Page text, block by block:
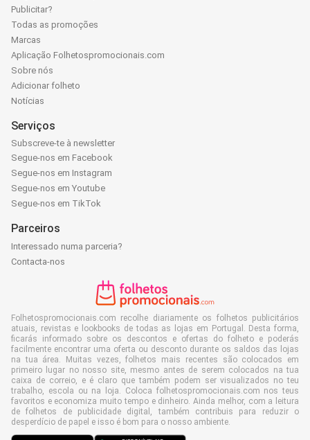
Publicitar?
Todas as promoções
Marcas
Aplicação Folhetospromocionais.com
Sobre nós
Adicionar folheto
Notícias
Serviços
Subscreve-te à newsletter
Segue-nos em Facebook
Segue-nos em Instagram
Segue-nos em Youtube
Segue-nos em TikTok
Parceiros
Interessado numa parceria?
Contacta-nos
Folhetospromocionais.com recolhe diariamente os folhetos publicitários
atuais, revistas e lookbooks de todas as lojas em Portugal. Desta forma,
ficarás informado sobre os descontos e ofertas do folheto e poderás
facilmente encontrar uma oferta ou desconto durante os saldos das lojas
na tua área. Muitas vezes, folhetos mais recentes são colocados em
primeiro lugar no nosso site, mesmo antes de serem colocados na tua
caixa de correio, e é claro que também podem ser visualizados no teu
trabalho, escola ou na loja. Coloca folhetospromocionais.com nos teus
favoritos e economiza muito tempo e dinheiro. Ainda melhor, com a leitura
de folhetos de publicidade digital, também contribuis para reduzir o
desperdício de papel e isso é bom para o nosso ambiente.